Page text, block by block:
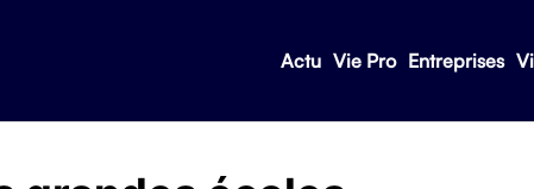
Actu Vie Pro Entreprises